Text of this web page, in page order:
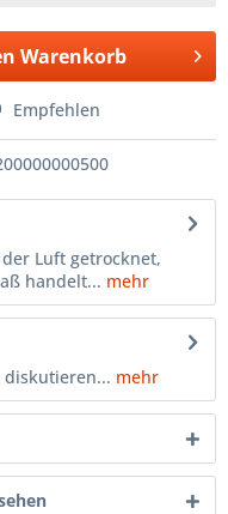
Warenkorb
Empfehlen
Luft getrocknet,
handelt... mehr
diskutieren... mehr